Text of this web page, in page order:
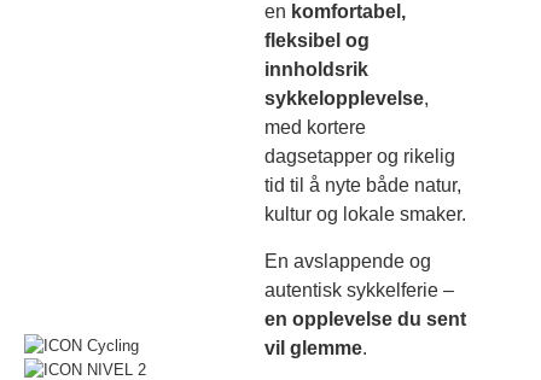
en komfortabel,
fleksibel og
innholdsrik
sykkelopplevelse,
med kortere
dagsetapper og rikelig
tid til å nyte både natur,
kultur og lokale smaker.
En avslappende og
autentisk sykkelferie –
en opplevelse du sent
vil glemme.